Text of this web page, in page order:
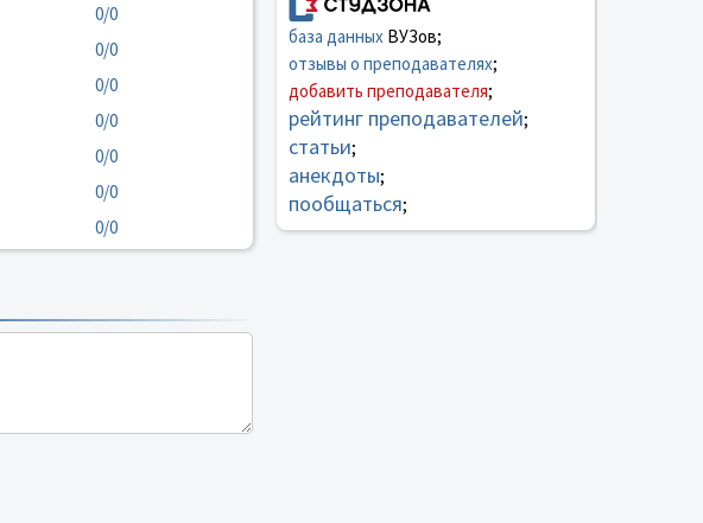
0/0
0/0
0/0
0/0
0/0
0/0
0/0
база данныхВУЗов;
отзывы о преподавателях;
добавить преподавателя;
рейтинг преподавателей;
статьи;
анекдоты;
пообщаться;